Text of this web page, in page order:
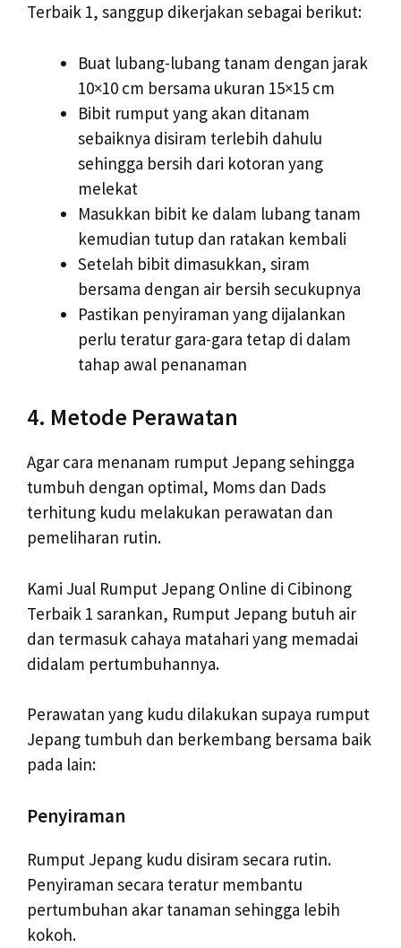
Terbaik 1, sanggup dikerjakan sebagai berikut:
Buat lubang-lubang tanam dengan jarak
10×10 cm bersama ukuran 15×15 cm
Bibit rumput yang akan ditanam
sebaiknya disiram terlebih dahulu
sehingga bersih dari kotoran yang
melekat
Masukkan bibit ke dalam lubang tanam
kemudian tutup dan ratakan kembali
Setelah bibit dimasukkan, siram
bersama dengan air bersih secukupnya
Pastikan penyiraman yang dijalankan
perlu teratur gara-gara tetap di dalam
tahap awal penanaman
4. Metode Perawatan
Agar cara menanam rumput Jepang sehingga
tumbuh dengan optimal, Moms dan Dads
terhitung kudu melakukan perawatan dan
pemeliharan rutin.
Kami Jual Rumput Jepang Online di Cibinong
Terbaik 1 sarankan, Rumput Jepang butuh air
dan termasuk cahaya matahari yang memadai
didalam pertumbuhannya.
Perawatan yang kudu dilakukan supaya rumput
Jepang tumbuh dan berkembang bersama baik
pada lain:
Penyiraman
Rumput Jepang kudu disiram secara rutin.
Penyiraman secara teratur membantu
pertumbuhan akar tanaman sehingga lebih
kokoh.